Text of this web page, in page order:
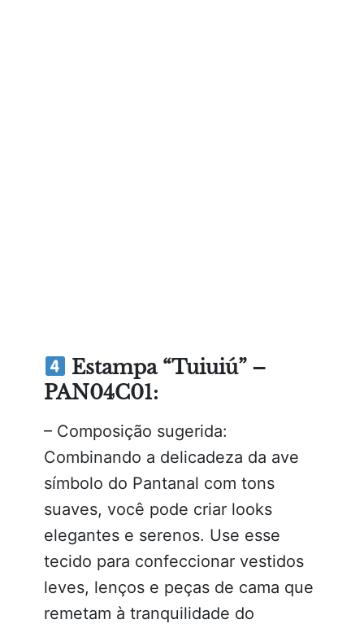
Estampa “Tuiuiú” –
PAN04C01:
– Composição sugerida:
Combinando a delicadeza da ave
símbolo do Pantanal com tons
suaves, você pode criar looks
elegantes e serenos. Use esse
tecido para confeccionar vestidos
leves, lenços e peças de cama que
remetam à tranquilidade do